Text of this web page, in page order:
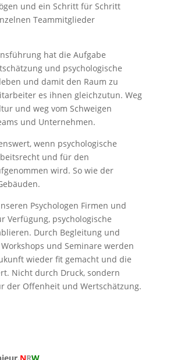
und ein Schritt für Schritt
Teammitglieder
hat die Aufgabe
und psychologische
und damit den Raum zu
es ihnen gleichzutun. Weg
und weg vom Schweigen
und Unternehmen.
wenn psychologische
und für den
wird. So wie der
Psychologen Firmen und
Verfügung, psychologische
Durch Begleitung und
und Seminare werden
wieder fit gemacht und die
Nicht durch Druck, sondern
der Offenheit und Wertschätzung.